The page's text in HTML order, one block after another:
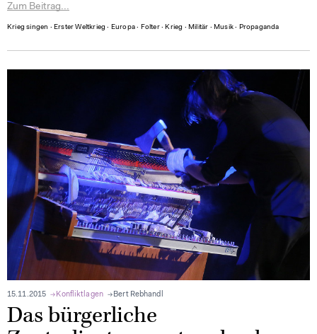
Zum Beitrag...
Krieg singen ∙ Erster Weltkrieg ∙ Europa ∙ Folter∙ Krieg ∙ Militär ∙ Musik ∙ Propaganda
15.11.2015 Konfliktlagen Bert Rebhandl
Das bürgerliche